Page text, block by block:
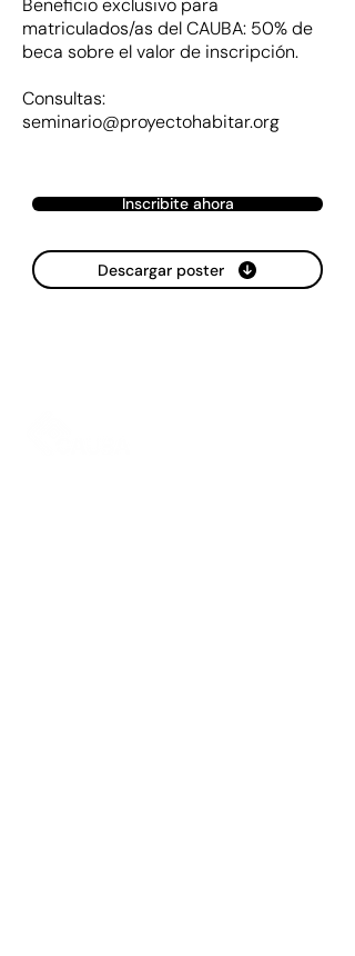
Beneficio exclusivo para
matriculados/as del CAUBA: 50% de
beca sobre el valor de inscripción.
Consultas:
seminario@proyectohabitar.org
Inscribite ahora
Descargar poster